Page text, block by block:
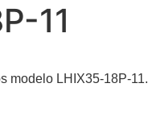
11
modelo LHIX35-18P-11.